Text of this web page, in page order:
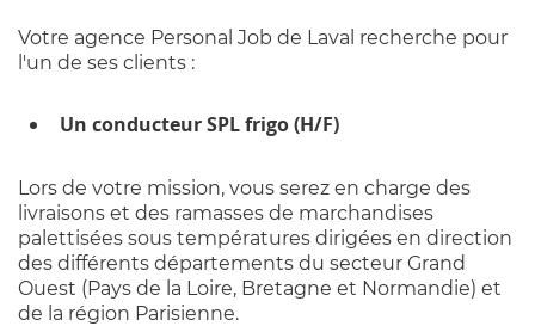
Votre agence Personal Job de Laval recherche pour
l'un de ses clients :
Un conducteur SPL frigo (H/F)
Lors de votre mission, vous serez en charge des
livraisons et des ramasses de marchandises
palettisées sous températures dirigées en direction
des différents départements du secteur Grand
Ouest (Pays de la Loire, Bretagne et Normandie) et
de la région Parisienne.